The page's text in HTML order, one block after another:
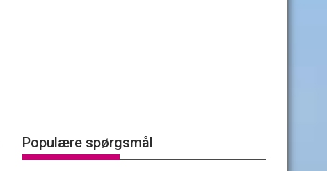
Populære spørgsmål